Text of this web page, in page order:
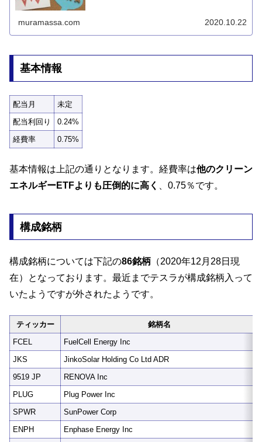
muramassa.com 2020.10.22
基本情報
配当月
未定
配当利回り
0.24%
経費率
0.75%
基本情報は上記の通りとなります。経費率は他のクリーン
エネルギーETFよりも圧倒的に高く
、0.75％です。
構成銘柄
構成銘柄については下記の86銘柄 （2020年12月28日現
在）となっております。最近までテスラが構成銘柄入って
いたようですが外されたようです。
ティッカー 銘柄名
FCEL
FuelCell Energy Inc
JKS
JinkoSolar Holding Co Ltd ADR
9519 JP
RENOVA Inc
PLUG
Plug Power Inc
SPWR
SunPower Corp
ENPH
Enphase Energy Inc